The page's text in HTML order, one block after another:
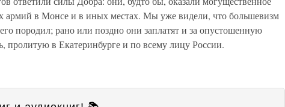
армий в Монсе и в иных местах. Мы уже видели, что большевизм
породил; рано или поздно они заплатят и за опустошенную
пролитую в Екатеринбурге и по всему лицу России.